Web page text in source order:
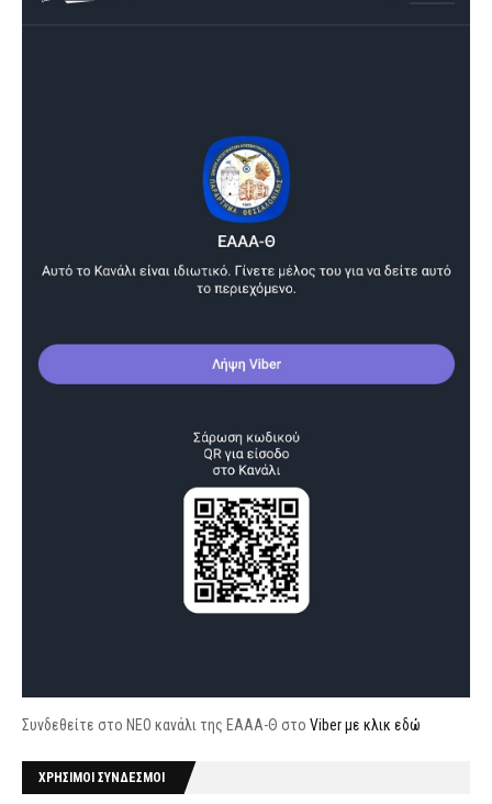
Συνδεθείτε στο ΝΕΟ κανάλι της ΕΑΑΑ-Θ στο Viber με κλικ εδώ
ΧΡΗΣΙΜΟΙ ΣΥΝΔΕΣΜΟΙ